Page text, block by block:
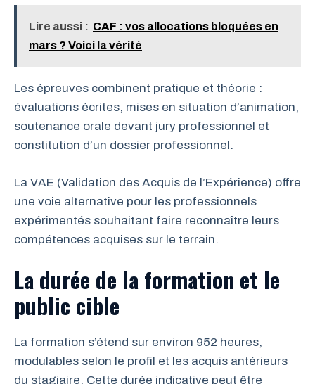
Lire aussi : CAF : vos allocations bloquées en
mars ? Voici la vérité
Les épreuves combinent pratique et théorie :
évaluations écrites, mises en situation d’animation,
soutenance orale devant jury professionnel et
constitution d’un dossier professionnel.
La VAE (Validation des Acquis de l’Expérience) offre
une voie alternative pour les professionnels
expérimentés souhaitant faire reconnaître leurs
compétences acquises sur le terrain.
La durée de la formation et le
public cible
La formation s’étend sur environ 952 heures,
modulables selon le profil et les acquis antérieurs
du stagiaire. Cette durée indicative peut être